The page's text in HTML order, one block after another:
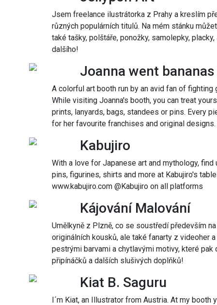
Jsem freelance ilustrátorka z Prahy a kreslím
různých populárních titulů. Na mém stánku
také tašky, polštáře, ponožky, samolepky,
dalšího!
Joanna went bananas
A colorful art booth run by an avid fan of fighting
While visiting Joanna's booth, you can treat
prints, lanyards, bags, standees or pins. Every
for her favourite franchises and original designs.
Kabujiro
With a love for Japanese art and mythology,
pins, figurines, shirts and more at Kabujiro's
www.kabujiro.com @Kabujiro on all platforms
Kájování Malování
Umělkyně z Plzně, co se soustředí především
originálních kousků, ale také fanarty z videoher
pestrými barvami a chytlavými motivy, které pak
připínáčků a dalších slušivých doplňků!
Kiat B. Saguru
I´m Kiat, an Illustrator from Austria. At my booth